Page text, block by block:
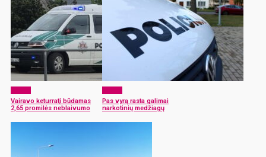
Vairavo keturratį būdamas
2,65 promilės neblaivumo
Pas vyrą rasta galimai
narkotinių medžiagų